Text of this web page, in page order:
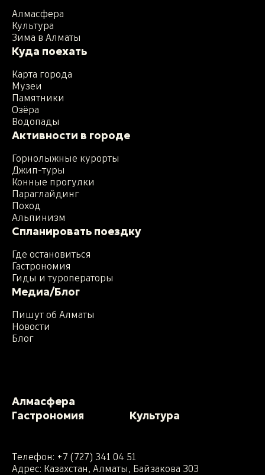
Алмасфера
Культура
Зима в Алматы
Куда поехать
Карта города
Музеи
Памятники
Озёра
Водопады
Активности в городе
Горнолыжные курорты
Джип-туры
Конные прогулки
Параглайдинг
Поход
Альпинизм
Спланировать поездку
Где остановиться
Гастрономия
Гиды и туроператоры
Медиа/Блог
Пишут об Алматы
Новости
Блог
Алмасфера
Гастрономия
Культура
Телефон: +7 (727) 341 04 51
Адрес: Казахстан, Алматы, Байзакова 303